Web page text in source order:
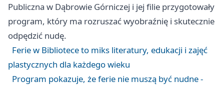
Publiczna w Dąbrowie Górniczej i jej filie przygotowały
program, który ma rozruszać wyobraźnię i skutecznie
odpędzić nudę.
Ferie w Bibliotece to miks literatury, edukacji i zajęć
plastycznych dla każdego wieku
Program pokazuje, że ferie nie muszą być nudne -